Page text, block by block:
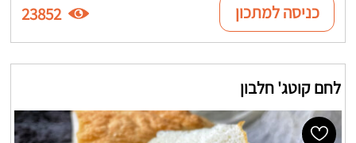
כניסה למתכון 23852
לחם קוטג' חלבון